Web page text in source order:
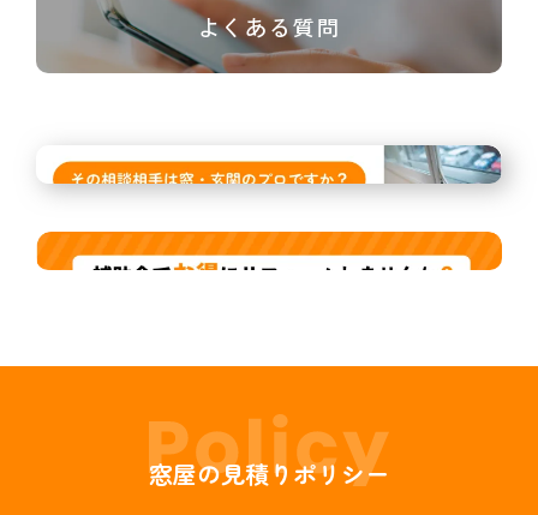
よくある質問
窓屋の見積りポリシー